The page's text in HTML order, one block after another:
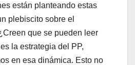
están planteando estas
plebiscito sobre el
que se pueden leer
la estrategia del PP,
en esa dinámica. Esto no